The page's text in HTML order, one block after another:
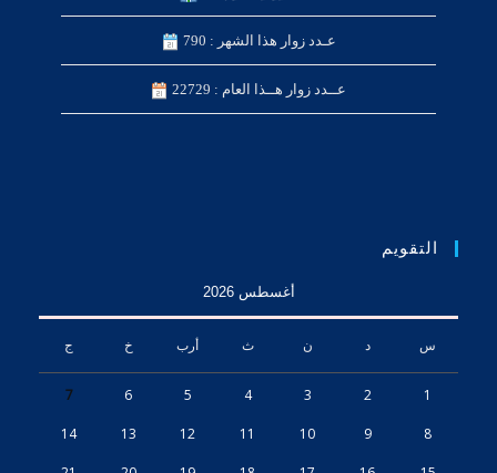
عـدد زوار هذا الشهر : 790
عــدد زوار هــذا العام : 22729
التقويم
أغسطس 2026
س د ن ث أرب خ ج
1
2
3
4
5
6
7
8
9
10
11
12
13
14